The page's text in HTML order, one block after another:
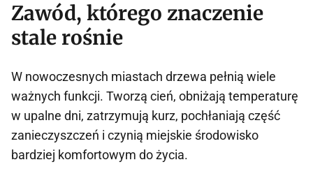
Zawód, którego znaczenie
stale rośnie
W nowoczesnych miastach drzewa pełnią wiele
ważnych funkcji. Tworzą cień, obniżają temperaturę
w upalne dni, zatrzymują kurz, pochłaniają część
zanieczyszczeń i czynią miejskie środowisko
bardziej komfortowym do życia.